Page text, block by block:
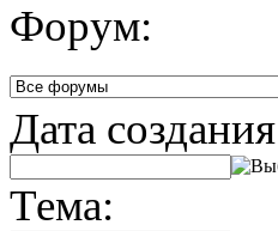
Форум:
Дата
Тема: